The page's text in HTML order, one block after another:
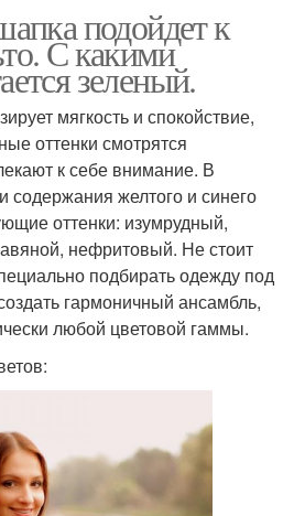
подойдет к
С какими
зеленый.
мягкость и спокойствие,
оттенки смотрятся
к себе внимание. В
содержания желтого и синего
оттенки: изумрудный,
нефритовый. Не стоит
подбирать одежду под
гармоничный ансамбль,
любой цветовой гаммы.